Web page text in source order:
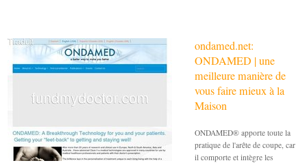
ondamed.net:
ONDAMED | une
meilleure manière de
vous faire mieux à la
Maison
ONDAMED® apporte toute la
pratique de l'arête de coupe, car
il comporte et intègre les